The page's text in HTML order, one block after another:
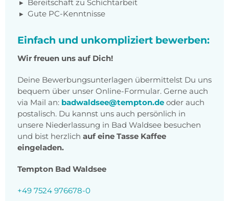
Bereitschaft zu Schichtarbeit
Gute PC-Kenntnisse
Einfach und unkompliziert bewerben:
Wir freuen uns auf Dich!
Deine Bewerbungsunterlagen übermittelst Du uns
bequem über unser Online-Formular. Gerne auch
via Mail an: badwaldsee@tempton.de oder auch
postalisch. Du kannst uns auch persönlich in
unsere Niederlassung in Bad Waldsee besuchen
und bist herzlich auf eine Tasse Kaffee
eingeladen.
Tempton Bad Waldsee
+49 7524 976678-0